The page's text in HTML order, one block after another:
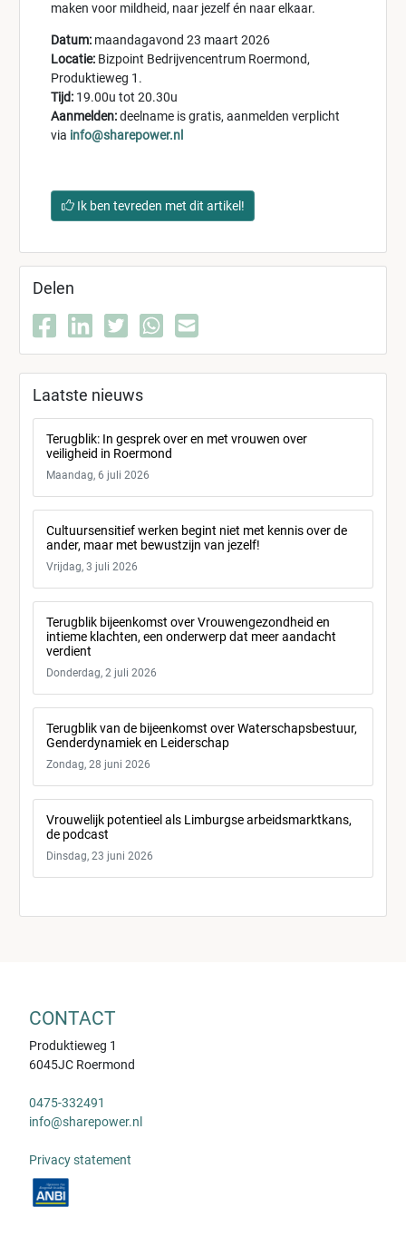
maken voor mildheid, naar jezelf én naar elkaar.
Datum: maandagavond 23 maart 2026
Locatie: Bizpoint Bedrijvencentrum Roermond,
Produktieweg 1.
Tijd: 19.00u tot 20.30u
Aanmelden:deelname is gratis, aanmelden verplicht
via info@sharepower.nl
Ik ben tevreden met dit artikel!
Delen
Laatste nieuws
Terugblik: In gesprek over en met vrouwen over
veiligheid in Roermond
Maandag, 6 juli 2026
Cultuursensitief werken begint niet met kennis over de
ander, maar met bewustzijn van jezelf!
Vrijdag, 3 juli 2026
Terugblik bijeenkomst over Vrouwengezondheid en
intieme klachten, een onderwerp dat meer aandacht
verdient
Donderdag, 2 juli 2026
Terugblik van de bijeenkomst over Waterschapsbestuur,
Genderdynamiek en Leiderschap
Zondag, 28 juni 2026
Vrouwelijk potentieel als Limburgse arbeidsmarktkans,
de podcast
Dinsdag, 23 juni 2026
CONTACT
Produktieweg 1
6045JC Roermond
0475-332491
info@sharepower.nl
Privacy statement